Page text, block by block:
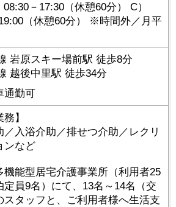
－17:30（休憩60分） C）
（休憩60分） ※時間外／月平
岩原スキー場前駅 徒歩8分
越後中里駅 徒歩34分
通勤可
】
／入浴介助／排せつ介助／レクリ
ンなど
機能型居宅介護事業所（利用者25
定員9名）にて、13名～14名（交
スタッフと、ご利用者様へ生活支